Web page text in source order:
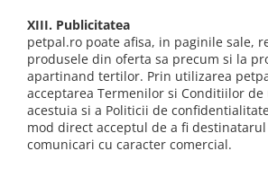
XIII. Publicitatea
petpal.ro poate afisa, in paginile sale,
produsele din oferta sa precum si la
apartinand tertilor. Prin utilizarea
acceptarea Termenilor si Conditiilor
acestuia si a Politicii de
mod direct acceptul de a fi
comunicari cu caracter comercial.